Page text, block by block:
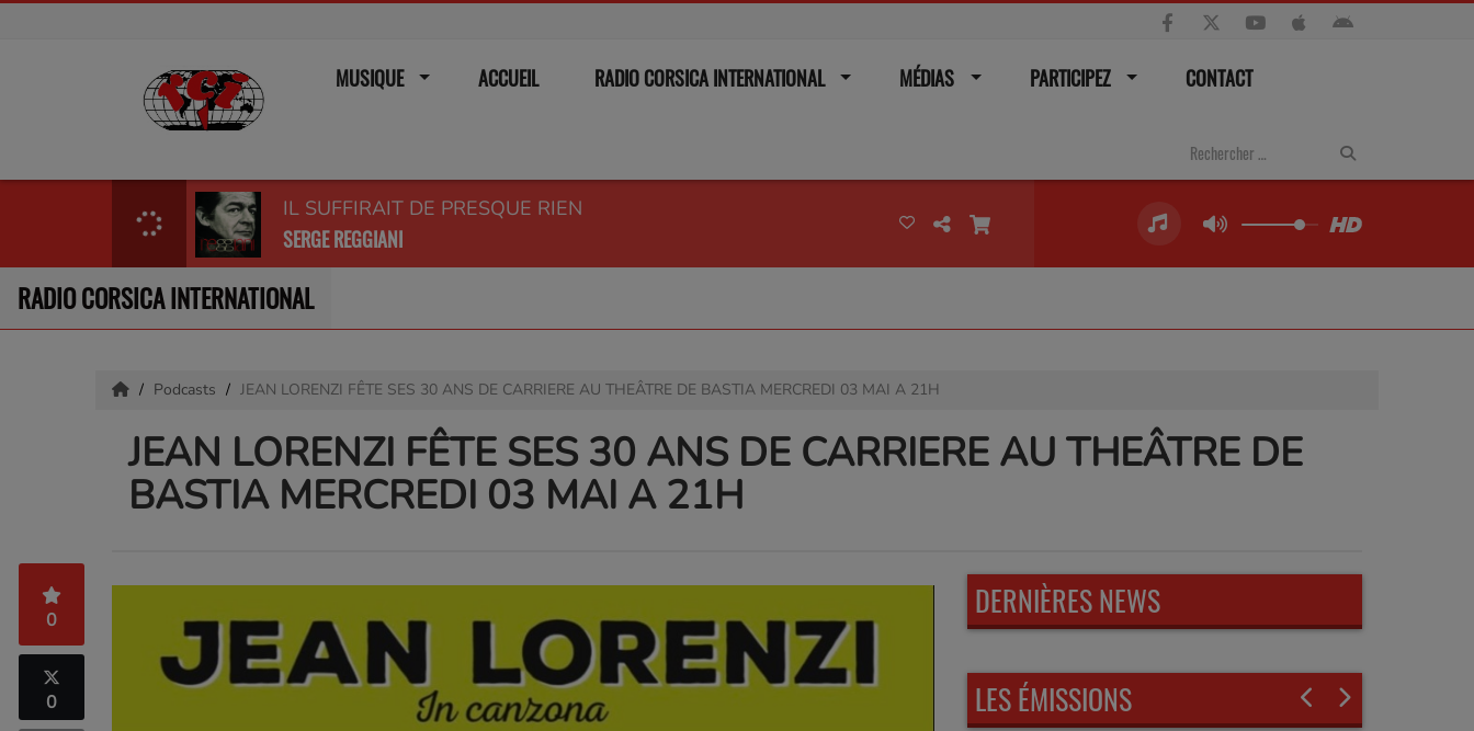
MUSIQUE ACCUEIL RADIO CORSICA INTERNATIONAL MÉDIAS PARTICIPEZ CONTACT
IL SUFFIRAIT DE PRESQUE RIEN
SERGE REGGIANI
RADIO CORSICA INTERNATIONAL
Podcasts JEAN LORENZI FÊTE SES 30 ANS DE CARRIERE AU THEÂTRE DE BASTIA MERCREDI 03 MAI A 21H
JEAN LORENZI FÊTE SES 30 ANS DE CARRIERE AU THEÂTRE DE
BASTIA MERCREDI 03 MAI A 21H
0
0
DERNIÈRES NEWS
LES ÉMISSIONS